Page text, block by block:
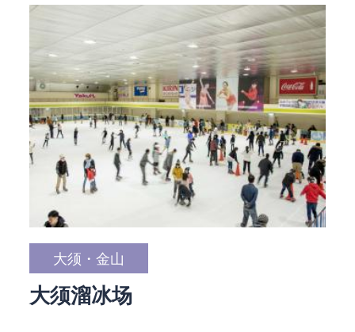
大须・金山
大须溜冰场